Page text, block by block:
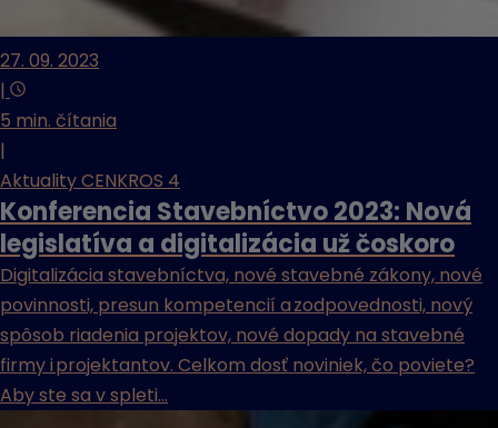
27. 09. 2023
|
5 min. čítania
|
Aktuality CENKROS 4
Konferencia Stavebníctvo 2023: Nová
legislatíva a digitalizácia už čoskoro
Digitalizácia stavebníctva, nové stavebné zákony, nové
povinnosti, presun kompetencií a zodpovednosti, nový
spôsob riadenia projektov, nové dopady na stavebné
firmy i projektantov. Celkom dosť noviniek, čo poviete?
Aby ste sa v spleti...